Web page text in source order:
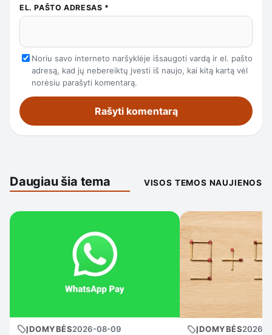
EL. PAŠTO ADRESAS *
Noriu savo interneto naršyklėje išsaugoti vardą ir el. pašto
adresą, kad jų nebereiktų įvesti iš naujo, kai kitą kartą vėl
norėsiu parašyti komentarą.
Daugiau šia tema VISOS TEMOS NAUJIENOS
ĮDOMYBĖS2026-08-09 ĮDOMYBĖS2026-